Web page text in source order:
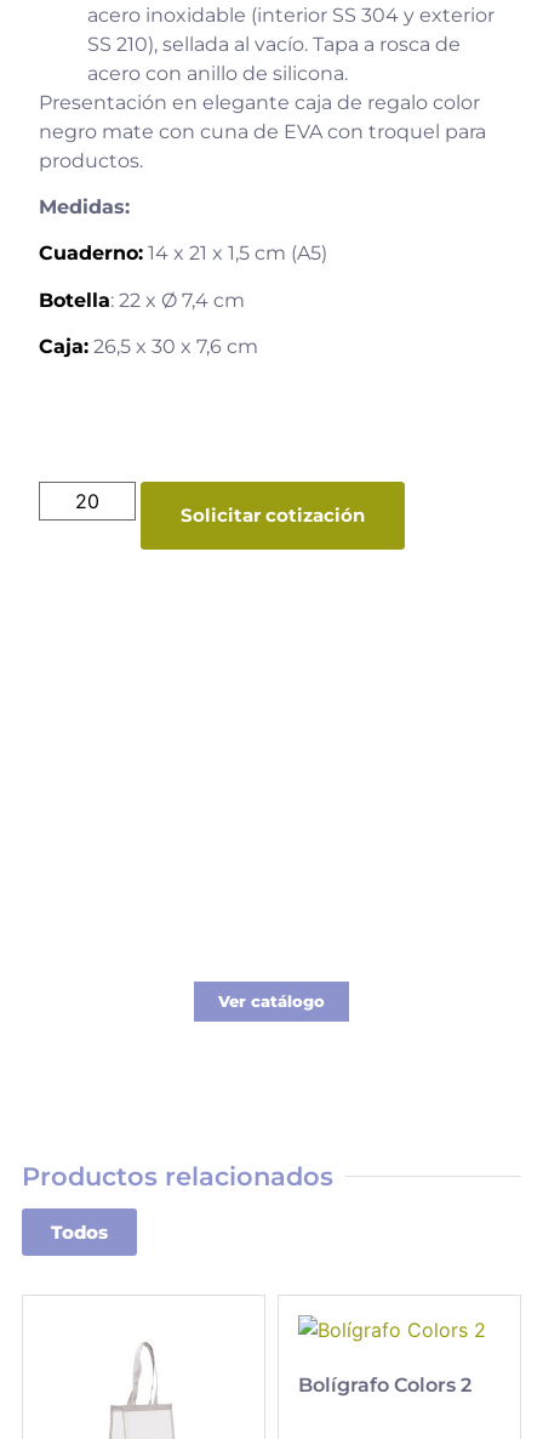
acero inoxidable (interior SS 304 y exterior
SS 210), sellada al vacío. Tapa a rosca de
acero con anillo de silicona.
Presentación en elegante caja de regalo color
negro mate con cuna de EVA con troquel para
productos.
Medidas:
Cuaderno: 14 x 21 x 1,5 cm (A5)
Botella: 22 x Ø 7,4 cm
Caja: 26,5 x 30 x 7,6 cm
Solicitar cotización
Ver catálogo
Productos relacionados
Todos
Bolígrafo Colors 2